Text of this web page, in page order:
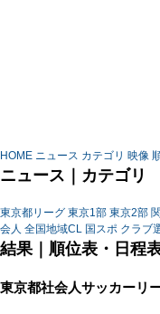
HOME ニュース カテゴリ 映像
ニュース｜カテゴリ
東京都リーグ 東京1部 東京2部
会人 全国地域CL 国スポ クラブ
結果｜順位表・日程
東京都社会人サッカーリ